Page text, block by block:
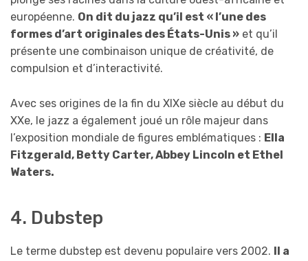
européenne. On dit du jazz qu’il est « l’une des
formes d’art originales des États-Unis » et qu’il
présente une combinaison unique de créativité, de
compulsion et d’interactivité.
Avec ses origines de la fin du XIXe siècle au début du
XXe, le jazz a également joué un rôle majeur dans
l’exposition mondiale de figures emblématiques : Ella
Fitzgerald, Betty Carter, Abbey Lincoln et Ethel
Waters.
4. Dubstep
Le terme dubstep est devenu populaire vers 2002.
Il a